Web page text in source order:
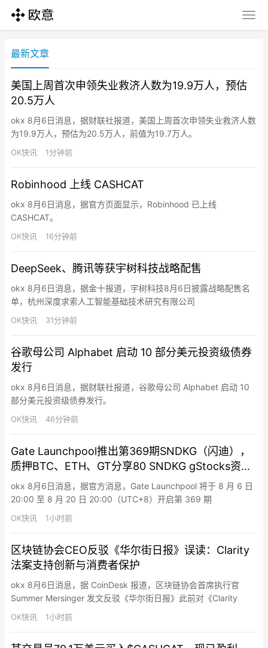
最新文章
美国上周首次申领失业救济人数为19.9万人，预估
20.5万人
okx 8月6日消息，据财联社报道，美国上周首次申领失业救济人数
为19.9万人，预估为20.5万人，前值为19.7万人。
OK快讯 1分钟前
Robinhood 上线 CASHCAT
okx 8月6日消息，据官方页面显示，Robinhood 已上线
CASHCAT。
OK快讯 16分钟前
DeepSeek、腾讯等获宇树科技战略配售
okx 8月6日消息，据金十报道，宇树科技8月6日披露战略配售名
单，杭州深度求索人工智能基础技术研究有限公司
（DeepSeek）、腾讯旗下上海启善投资有限公司作为“与发行人经
营业务具有战略合作关系或长期合作愿景的大型企业或其下属企业”
限公司、南方电网产融控股集团有限公司、天翼资本控股有限公
司。
OK快讯 31分钟前
谷歌母公司 Alphabet 启动 10 部分美元投资级债券
发行
okx 8月6日消息，据财联社报道，谷歌母公司 Alphabet 启动 10
部分美元投资级债券发行。
OK快讯 46分钟前
Gate Launchpool推出第369期SNDKG（闪迪），
质押BTC、ETH、GT分享80 SNDKG gStocks资产
空投
okx 8月6日消息，据官方消息，Gate Launchpool 将于 8 月 6 日
20:00 至 8 月 20 日 20:00（UTC+8）开启第 369 期
Launchpool 活动。用户质押 BTC、ETH 或 GT 即可免费分享 80
SNDKG gStocks 资产空投。其中，BTC 池与 ETH 池各提供 35
OK快讯 1小时前
区块链协会CEO反驳《华尔街日报》误读：Clarity
法案支持创新与消费者保护
okx 8月6日消息，据 CoinDesk 报道，区块链协会首席执行官
Summer Mersinger 发文反驳《华尔街日报》此前对《Clarity
Act》的解读有误，该法案其实是支持创新、竞争和消费者保护
的。Mersinger 指出，法案明确禁止“仅仅持有稳定币就支付利息”
OK快讯 1小时前